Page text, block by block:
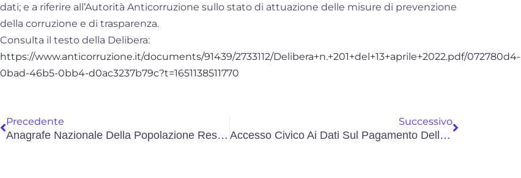
dati; e a riferire all’Autorità Anticorruzione sullo stato di attuazione delle misure di prevenzione
della corruzione e di trasparenza.
Consulta il testo della Delibera:
https://www.anticorruzione.it/documents/91439/2733112/Delibera+n.+201+del+13+aprile+2022.pdf/072780d4-
0bad-46b5-0bb4-d0ac3237b79c?t=1651138511770
Precedente
Anagrafe Nazionale Della Popolazione Residente (ANPR): Attivo In Tutta Italia Il Cambio Di Residenza Online
Successivo
Accesso Civico Ai Dati Sul Pagamento Delle Imposte Comunali, Il No Del Garante